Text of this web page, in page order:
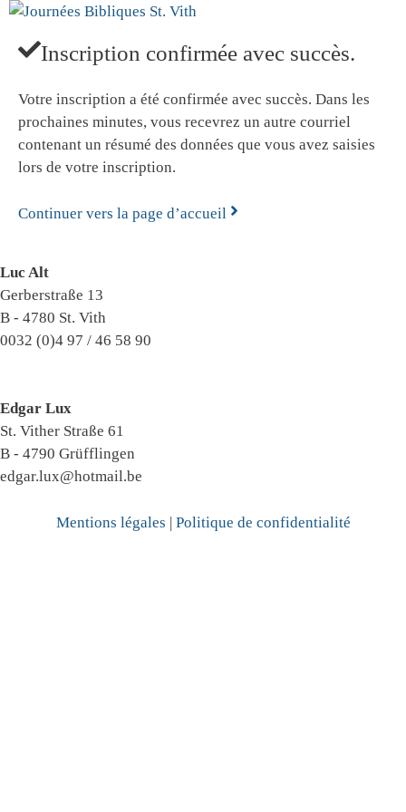
Aller
contenu
Menu
Inscription confirmée avec succès.
Votre inscription a été confirmée avec succès. Dans les
prochaines minutes, vous recevrez un autre courriel
contenant un résumé des données que vous avez saisies
lors de votre inscription.
Continuer vers la page d’accueil
Luc Alt
Gerberstraße 13
B - 4780 St. Vith
0032 (0)4 97 / 46 58 90
Edgar Lux
St. Vither Straße 61
B - 4790 Grüfflingen
edgar.lux@hotmail.be
Mentions légales | Politique de confidentialité